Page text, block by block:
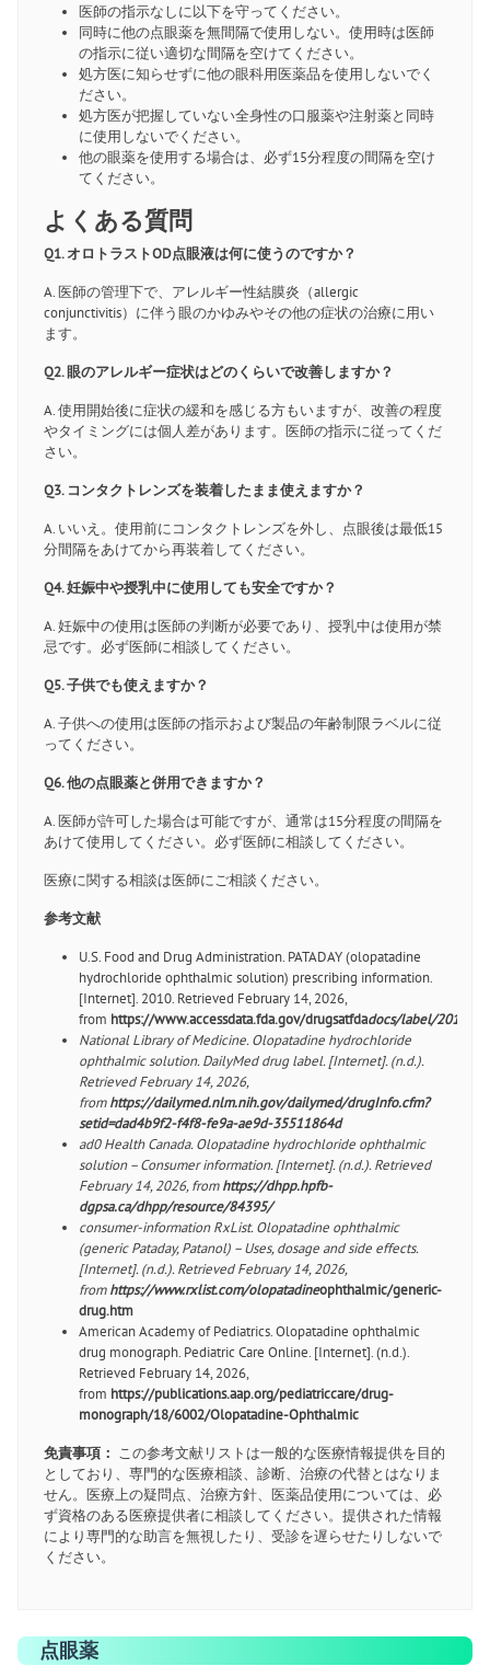
医師の指示なしに以下を守ってください。
同時に他の点眼薬を無間隔で使用しない。使用時は医師
の指示に従い適切な間隔を空けてください。
処方医に知らせずに他の眼科用医薬品を使用しないでく
ださい。
処方医が把握していない全身性の口服薬や注射薬と同時
に使用しないでください。
他の眼薬を使用する場合は、必ず15分程度の間隔を空け
てください。
よくある質問
Q1. オロトラストOD点眼液は何に使うのですか？
A. 医師の管理下で、アレルギー性結膜炎（allergic
conjunctivitis）に伴う眼のかゆみやその他の症状の治療に用い
ます。
Q2. 眼のアレルギー症状はどのくらいで改善しますか？
A. 使用開始後に症状の緩和を感じる方もいますが、改善の程度
やタイミングには個人差があります。医師の指示に従ってくだ
さい。
Q3. コンタクトレンズを装着したまま使えますか？
A. いいえ。使用前にコンタクトレンズを外し、点眼後は最低15
分間隔をあけてから再装着してください。
Q4. 妊娠中や授乳中に使用しても安全ですか？
A. 妊娠中の使用は医師の判断が必要であり、授乳中は使用が禁
忌です。必ず医師に相談してください。
Q5. 子供でも使えますか？
A. 子供への使用は医師の指示および製品の年齢制限ラベルに従
ってください。
Q6. 他の点眼薬と併用できますか？
A. 医師が許可した場合は可能ですが、通常は15分程度の間隔を
あけて使用してください。必ず医師に相談してください。
医療に関する相談は医師にご相談ください。
参考文献
U.S. Food and Drug Administration. PATADAY (olopatadine
hydrochloride ophthalmic solution) prescribing information.
[Internet]. 2010. Retrieved February 14, 2026,
from https://www.accessdata.fda.gov/drugsatfdadocs/label/2010/
National Library of Medicine. Olopatadine hydrochloride
ophthalmic solution. DailyMed drug label. [Internet]. (n.d.).
Retrieved February 14, 2026,
fromhttps://dailymed.nlm.nih.gov/dailymed/drugInfo.cfm?
setid=dad4b9f2-f4f8-fe9a-ae9d-35511864d
ad0 Health Canada. Olopatadine hydrochloride ophthalmic
solution – Consumer information. [Internet]. (n.d.). Retrieved
February 14, 2026, fromhttps://dhpp.hpfb-
dgpsa.ca/dhpp/resource/84395/
consumer-information RxList. Olopatadine ophthalmic
(generic Pataday, Patanol) – Uses, dosage and side effects.
[Internet]. (n.d.). Retrieved February 14, 2026,
fromhttps://www.rxlist.com/olopatadineophthalmic/generic-
drug.htm
American Academy of Pediatrics. Olopatadine ophthalmic
drug monograph. Pediatric Care Online. [Internet]. (n.d.).
Retrieved February 14, 2026,
from https://publications.aap.org/pediatriccare/drug-
monograph/18/6002/Olopatadine-Ophthalmic
免責事項： この参考文献リストは一般的な医療情報提供を目的
としており、専門的な医療相談、診断、治療の代替とはなりま
せん。医療上の疑問点、治療方針、医薬品使用については、必
ず資格のある医療提供者に相談してください。提供された情報
により専門的な助言を無視したり、受診を遅らせたりしないで
ください。
点眼薬